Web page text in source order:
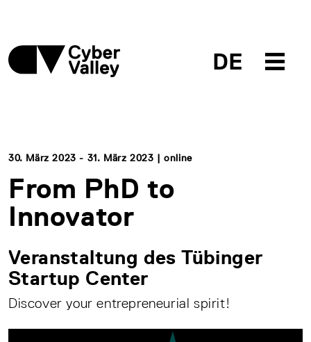
DE
30. März 2023 - 31. März 2023 | online
From PhD to
Innovator
Veranstaltung des Tübinger
Startup Center
Discover your entrepreneurial spirit!